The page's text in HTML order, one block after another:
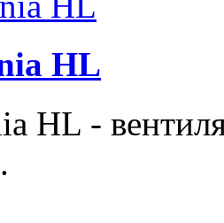
HL
HL -